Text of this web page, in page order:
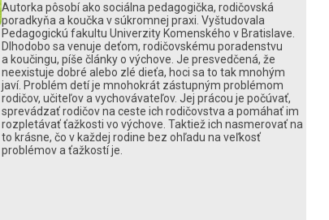
Autorka pôsobí ako sociálna pedagogička, rodičovská
poradkyňa a koučka v súkromnej praxi. Vyštudovala
Pedagogickú fakultu Univerzity Komenského v Bratislave.
Dlhodobo sa venuje deťom, rodičovskému poradenstvu
a koučingu, píše články o výchove. Je presvedčená, že
neexistuje dobré alebo zlé dieťa, hoci sa to tak mnohým
javí. Problém detí je mnohokrát zástupným problémom
rodičov, učiteľov a vychovávateľov. Jej prácou je počúvať,
sprevádzať rodičov na ceste ich rodičovstva a pomáhať im
rozpletávať ťažkosti vo výchove. Taktiež ich nasmerovať na
to krásne, čo v každej rodine bez ohľadu na veľkosť
problémov a ťažkostí je.